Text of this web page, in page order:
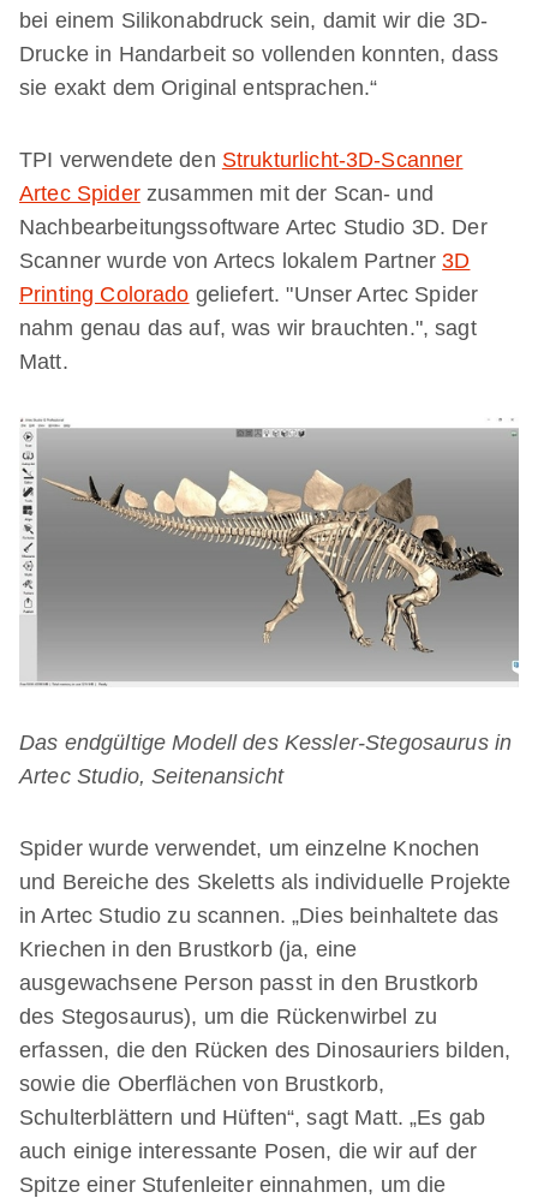
bei einem Silikonabdruck sein, damit wir die 3D-
Drucke in Handarbeit so vollenden konnten, dass
sie exakt dem Original entsprachen.“
TPI verwendete den Strukturlicht-3D-Scanner
Artec Spiderzusammen mit der Scan- und
Nachbearbeitungssoftware Artec Studio 3D. Der
Scanner wurde von Artecs lokalem Partner3D
Printing Colorado geliefert. "Unser Artec Spider
nahm genau das auf, was wir brauchten.", sagt
Matt.
Das endgültige Modell des Kessler-Stegosaurus in
Artec Studio, Seitenansicht
Spider wurde verwendet, um einzelne Knochen
und Bereiche des Skeletts als individuelle Projekte
in Artec Studio zu scannen. „Dies beinhaltete das
Kriechen in den Brustkorb (ja, eine
ausgewachsene Person passt in den Brustkorb
des Stegosaurus), um die Rückenwirbel zu
erfassen, die den Rücken des Dinosauriers bilden,
sowie die Oberflächen von Brustkorb,
Schulterblättern und Hüften“, sagt Matt. „Es gab
auch einige interessante Posen, die wir auf der
Spitze einer Stufenleiter einnahmen, um die